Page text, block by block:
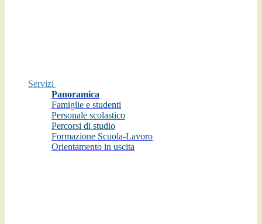
Servizi
Panoramica
Famiglie e studenti
Personale scolastico
Percorsi di studio
Formazione Scuola-Lavoro
Orientamento in uscita